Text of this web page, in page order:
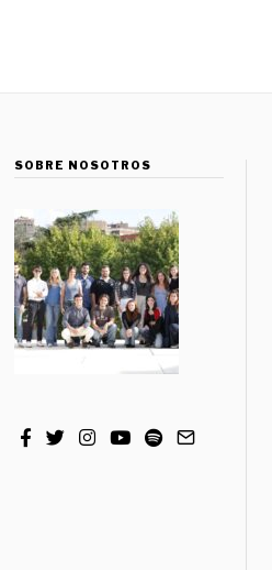
SOBRE NOSOTROS